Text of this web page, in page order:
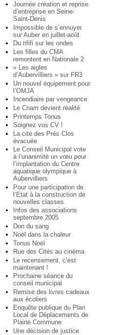
Journée création et reprise
d’entreprise en Seine-
Saint-Denis
Impossible de s’ennuyer
sur Auber en juillet-août
Du rififi sur les ondes
Les filles du CMA
remontent en Nationale 2
« Les aigles
d’Aubervilliers » sur FR3
Un nouvel équipement pour
l’OMJA
Incendiaire par vengeance
Le Cnam devient réalité
Printemps Tonus
Soignez vos CV !
La cité des Prés Clos
évacuée
Le Conseil Municipal vote
à l’unanimité un vœu pour
l’implantation du Centre
aquatique olympique à
Aubervilliers
Pour une participation de
l’Etat à la construction de
nouvelles classes
Infos des associations
septembre 2005
Don du sang
Noël dans la chaleur
Tonus Noël
Rue des Cités au cinéma
Le recensement, c’est
maintenant !
Prochaine séance du
conseil municipal
Remise des livres cadeaux
aux écoliers
Enquête publique du Plan
Local de Déplacements de
Plaine Commune
Une décision de justice